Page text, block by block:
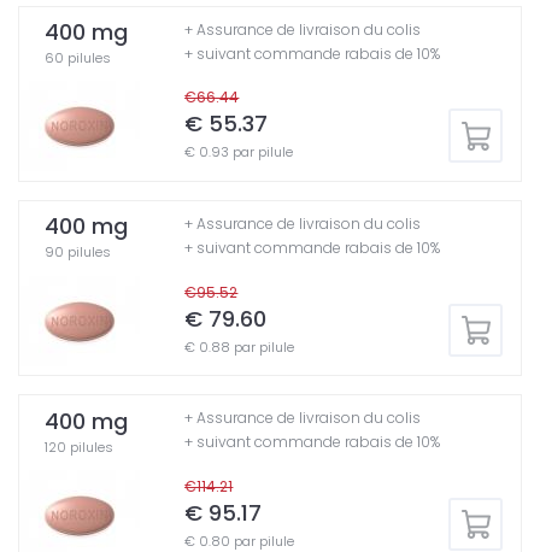
400 mg
60 pilules
€66.44
€ 55.37
€ 0.93 par pilule
+ Assurance de livraison du colis
+ suivant commande rabais de 10%
400 mg
90 pilules
€95.52
€ 79.60
€ 0.88 par pilule
+ Assurance de livraison du colis
+ suivant commande rabais de 10%
400 mg
120 pilules
€114.21
€ 95.17
€ 0.80 par pilule
+ Assurance de livraison du colis
+ suivant commande rabais de 10%